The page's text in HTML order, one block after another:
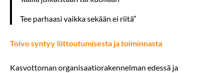
Tee parhaasi vaikka sekään ei riitä”
Toivo syntyy liittoutumisesta ja toiminnasta
Kasvottoman organisaatiorakennelman edessä ja